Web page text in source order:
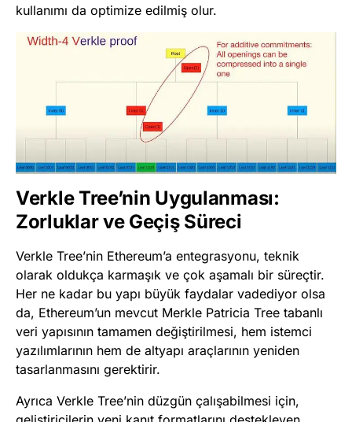
kullanımı da optimize edilmiş olur.
Verkle Tree’nin Uygulanması:
Zorluklar ve Geçiş Süreci
Verkle Tree’nin Ethereum’a entegrasyonu, teknik
olarak oldukça karmaşık ve çok aşamalı bir süreçtir.
Her ne kadar bu yapı büyük faydalar vadediyor olsa
da, Ethereum’un mevcut Merkle Patricia Tree tabanlı
veri yapısının tamamen değiştirilmesi, hem istemci
yazılımlarının hem de altyapı araçlarının yeniden
tasarlanmasını gerektirir.
Ayrıca Verkle Tree’nin düzgün çalışabilmesi için,